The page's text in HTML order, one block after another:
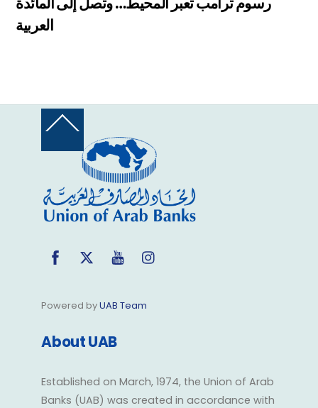
العربية
Back
Top
Facebook
Twitter YouTube
Powered byUAB Team
About UAB
Established on March, 1974, the Union of Arab
Banks (UAB) was created in accordance with